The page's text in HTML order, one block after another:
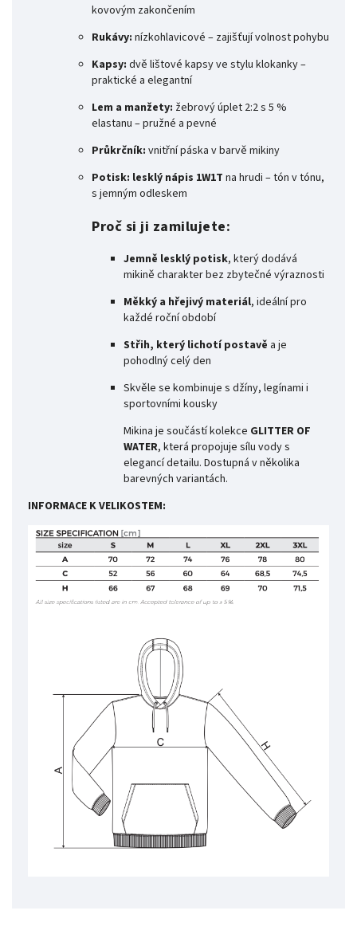
kovovým zakončením
Rukávy: nízkohlavicové – zajišťují volnost pohybu
Kapsy: dvě lištové kapsy ve stylu klokanky –
praktické a elegantní
Lem a manžety: žebrový úplet 2:2 s 5 %
elastanu – pružné a pevné
Průkrčník: vnitřní páska v barvě mikiny
Potisk: lesklý nápis 1W1T na hrudi – tón v tónu,
s jemným odleskem
Proč si ji zamilujete:
Jemně lesklý potisk, který dodává
mikině charakter bez zbytečné výraznosti
Měkký a hřejivý materiál, ideální pro
každé roční období
Střih, který lichotí postavě a je
pohodlný celý den
Skvěle se kombinuje s džíny, legínami i
sportovními kousky
Mikina je součástí kolekce GLITTER OF
WATER, která propojuje sílu vody s
elegancí detailu. Dostupná v několika
barevných variantách.
INFORMACE K VELIKOSTEM: